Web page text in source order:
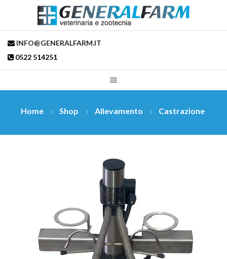
INFO@GENERALFARM.IT
0522 514251
Home Shop Allevamento Castrazione